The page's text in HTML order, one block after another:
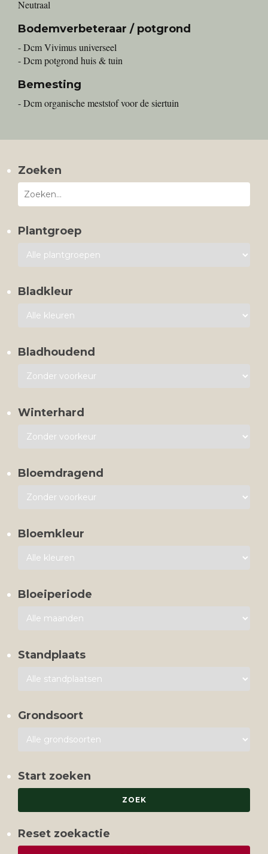
Neutraal
Bodemverbeteraar / potgrond
- Dcm Vivimus universeel
- Dcm potgrond huis & tuin
Bemesting
- Dcm organische meststof voor de siertuin
Zoeken
Plantgroep
Bladkleur
Bladhoudend
Winterhard
Bloemdragend
Bloemkleur
Bloeiperiode
Standplaats
Grondsoort
Start zoeken
Reset zoekactie